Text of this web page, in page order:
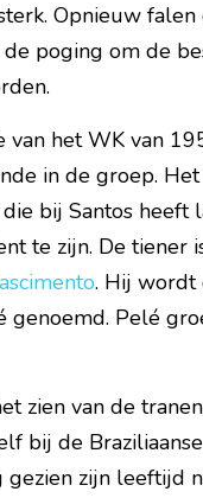
Opnieuw falen
de poging om de
van het WK van
in de groep.
bij Santos heeft
te zijn. De tiener
. Hij wordt
genoemd. Pelé
zien van de
bij de
gezien zijn leeftijd